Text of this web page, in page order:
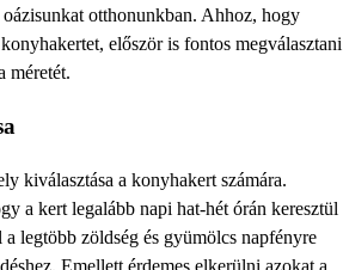
otthonunkban. Ahhoz, hogy
először is fontos megválasztani
méretét.
kiválasztása a konyhakert számára.
a kert legalább napi hat-hét órán keresztül
legtöbb zöldség és gyümölcs napfényre
Emellett érdemes elkerülni azokat a